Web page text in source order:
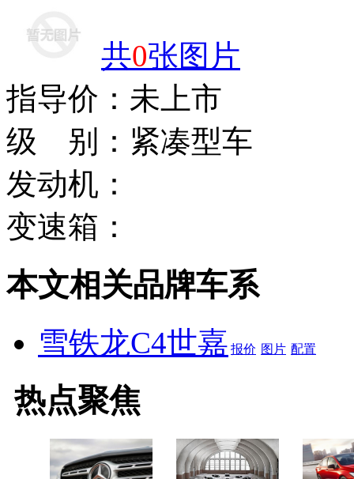
共0张图片
指导价： 未上市
级 别： 紧凑型车
发动机：
变速箱：
本文相关品牌车系
雪铁龙C4世嘉 报价 图片 配置
热点聚焦